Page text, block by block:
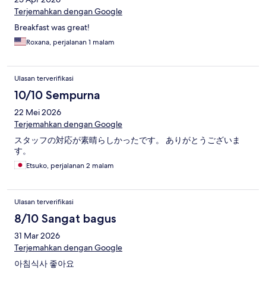
Terjemahkan dengan Google
Breakfast was great!
Roxana, perjalanan 1 malam
Ulasan terverifikasi
10/10 Sempurna
22 Mei 2026
Terjemahkan dengan Google
スタッフの対応が素晴らしかったです。 ありがとうございま
す。
Etsuko, perjalanan 2 malam
Ulasan terverifikasi
8/10 Sangat bagus
31 Mar 2026
Terjemahkan dengan Google
아침식사 좋아요